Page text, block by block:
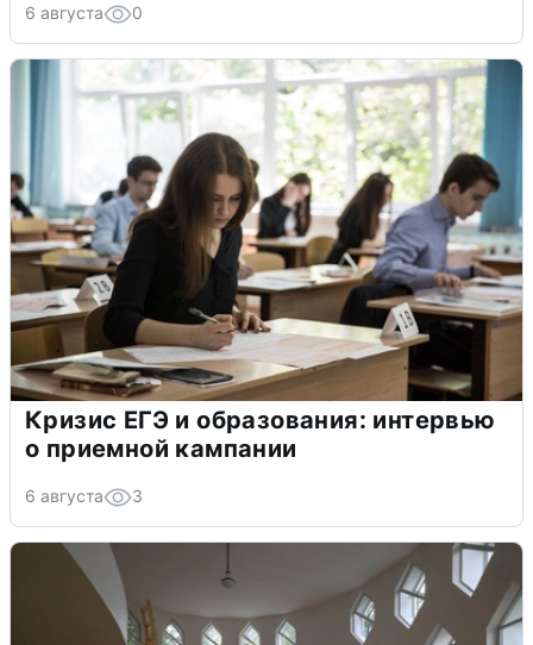
6 августа 0
Кризис ЕГЭ и образования: интервью
о приемной кампании
6 августа 3